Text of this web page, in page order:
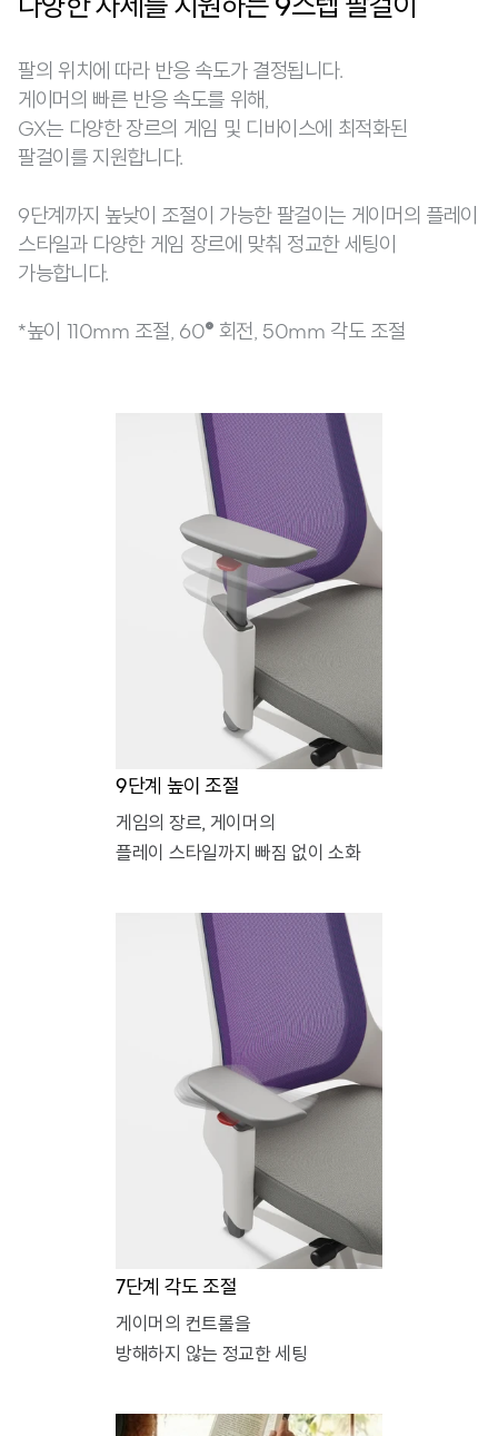
팔의 위치에 따라 반응 속도가 결정됩니다.
게이머의 빠른 반응 속도를 위해,
GX는 다양한 장르의 게임 및 디바이스에 최적화된
팔걸이를 지원합니다.
9단계까지 높낮이 조절이 가능한 팔걸이는 게이머의 플레이
스타일과 다양한 게임 장르에 맞춰 정교한 세팅이
가능합니다.
*높이 110mm 조절, 60°회전, 50mm 각도 조절
9단계 높이 조절
게임의 장르, 게이머의
플레이 스타일까지 빠짐 없이 소화
7단계 각도 조절
게이머의 컨트롤을
방해하지 않는 정교한 세팅